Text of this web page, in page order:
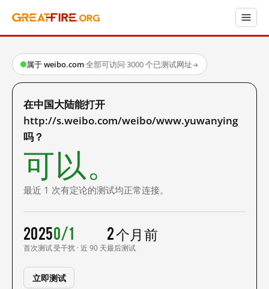
属于 weibo.com·全部可访问·3000 个已测试网址→
在中国大陆能打开
http://s.weibo.com/weibo/www.yuwanying
吗？
可以。
最近 1 次有定论的测试均正常连接。
2025
首次测试
0/1
受干扰 · 近 90 天
2 个月前
最后测试
立即测试